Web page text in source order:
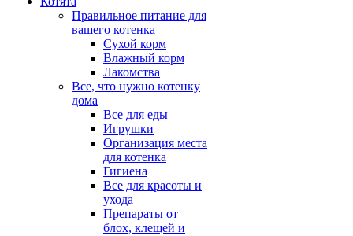
Правильное питание для
вашего котенка
Сухой корм
Влажный корм
Лакомства
Все, что нужно котенку
дома
Все для еды
Игрушки
Организация места
для котенка
Гигиена
Все для красоты и
ухода
Препараты от
блох, клещей и